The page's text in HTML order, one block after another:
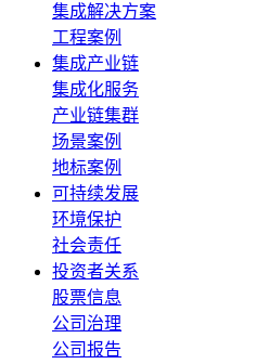
集成解决方案
工程案例
集成产业链
集成化服务
产业链集群
场景案例
地标案例
可持续发展
环境保护
社会责任
投资者关系
股票信息
公司治理
公司报告